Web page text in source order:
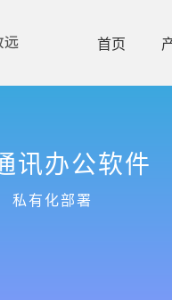
首页
讯办公软件
私有化部署